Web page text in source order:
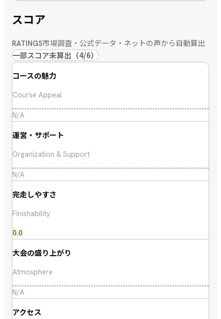
スコア
RATINGS市場調査・公式データ・ネットの声から自動算出
一部スコア未算出 （4/6）
コースの魅力
Course Appeal
N/A
運営・サポート
Organization & Support
N/A
完走しやすさ
Finishability
0.0
大会の盛り上がり
Atmosphere
N/A
アクセス